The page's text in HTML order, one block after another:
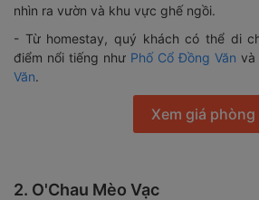
nhìn ra vườn và khu vực ghế ngồi.
- Từ homestay, quý khách có thể di
điểm nổi tiếng như Phố Cổ Đồng Văn và
Văn.
Xem giá phòng
2. O'Chau Mèo Vạc